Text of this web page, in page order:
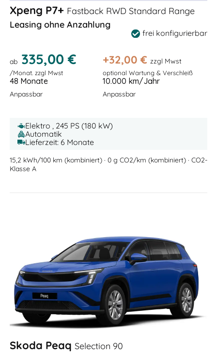
Xpeng P7+ Fastback RWD Standard Range
Leasing ohne Anzahlung
frei konfigurierbar
ab 335,00 €
/Monat. zzgl Mwst
+32,00 € zzgl Mwst
optional Wartung & Verschleiß
48 Monate
Anpassbar
10.000 km/Jahr
Anpassbar
Elektro , 245 PS (180 kW)
Automatik
Lieferzeit: 6 Monate
15,2 kWh/100 km (kombiniert) · 0 g CO2/km (kombiniert) · CO2-
Klasse A
Skoda Peaq Selection 90